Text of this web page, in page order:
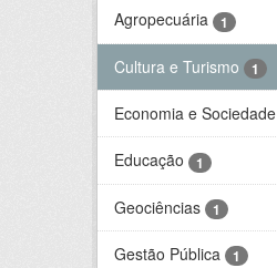
Agropecuária
1
Cultura e Turismo 1
Economia e Sociedade
Educação 1
Geociências 1
Gestão Pública 1